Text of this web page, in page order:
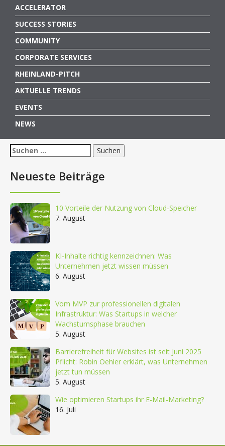
ACCELERATOR
SUCCESS STORIES
COMMUNITY
CORPORATE SERVICES
RHEINLAND-PITCH
AKTUELLE TRENDS
EVENTS
NEWS
Suchen
nach:
Neueste Beiträge
10 Vorteile der Nutzung von Cloud-Speicher
7. August
KI-Inhalte richtig kennzeichnen: Was
Unternehmen jetzt wissen müssen
6. August
Vom MVP zur professionellen digitalen
Infrastruktur: Was Startups in welcher
Wachstumsphase brauchen
5. August
Barrierefreiheit für Websites ist seit Juni 2025
Pflicht: Robin Oehler erklärt, was Unternehmen
jetzt tun müssen
5. August
Wie optimieren Startups ihr E-Mail-Marketing?
16. Juli